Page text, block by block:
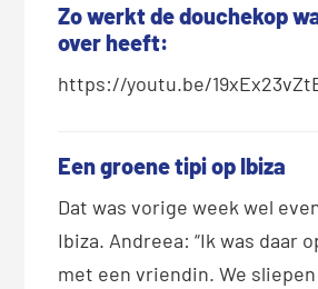
Zo werkt de douchekop
over heeft:
https://youtu.be/
Een groene tipi op Ibiza
Dat was vorige week wel
Ibiza. Andreea: “Ik was daar
met een vriendin. We